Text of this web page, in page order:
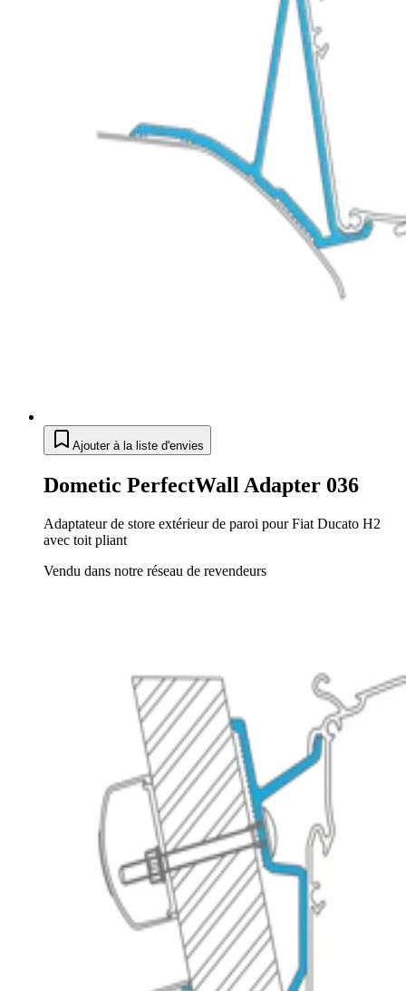
Ajouter à la liste d'envies
Dometic PerfectWall Adapter 036
Adaptateur de store extérieur de paroi pour Fiat Ducato H2
avec toit pliant
Vendu dans notre réseau de revendeurs